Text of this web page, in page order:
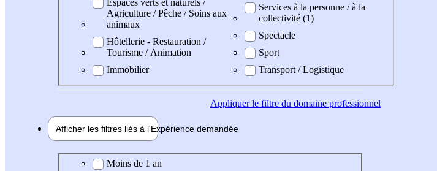
Agriculture / Pêche / Soins aux
animaux
Hôtellerie - Restauration /
Tourisme / Animation
Immobilier
Services à la personne / à la
collectivité (1)
Spectacle
Sport
Transport / Logistique
Appliquerle filtre du domaine professionnel
Afficher les filtres liés à l'Expérience demandée
Expérience demandée
Moins de 1 an